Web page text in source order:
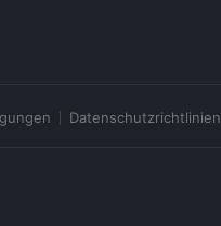
Datenschutzrichtlinien